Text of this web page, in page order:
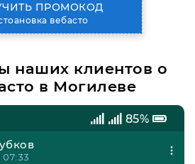
ПРОМОКОД
вебасто
наших клиентов о
в Могилеве
85%